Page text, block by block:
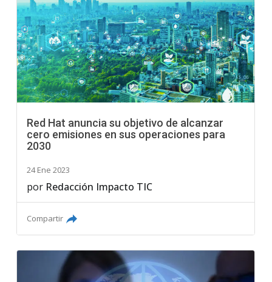
Red Hat anuncia su objetivo de alcanzar
cero emisiones en sus operaciones para
2030
24 Ene 2023
por Redacción Impacto TIC
Compartir